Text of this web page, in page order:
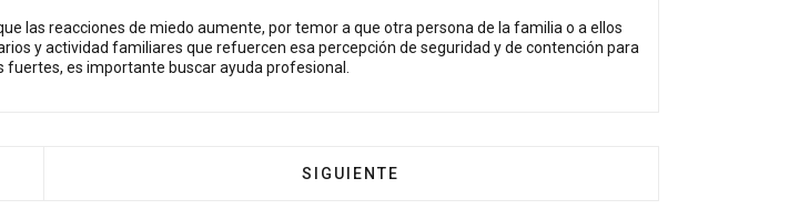
las reacciones de miedo aumente, por temor a que otra persona de la familia o a ellos
y actividad familiares que refuercen esa percepción de seguridad y de contención para
fuertes, es importante buscar ayuda profesional.
UNA ATENCIÓN URGENTEARTÍCULO SIGUIENTE: 'HUERTOPÍA', MÁS QUE UNA
SIGUIENTE